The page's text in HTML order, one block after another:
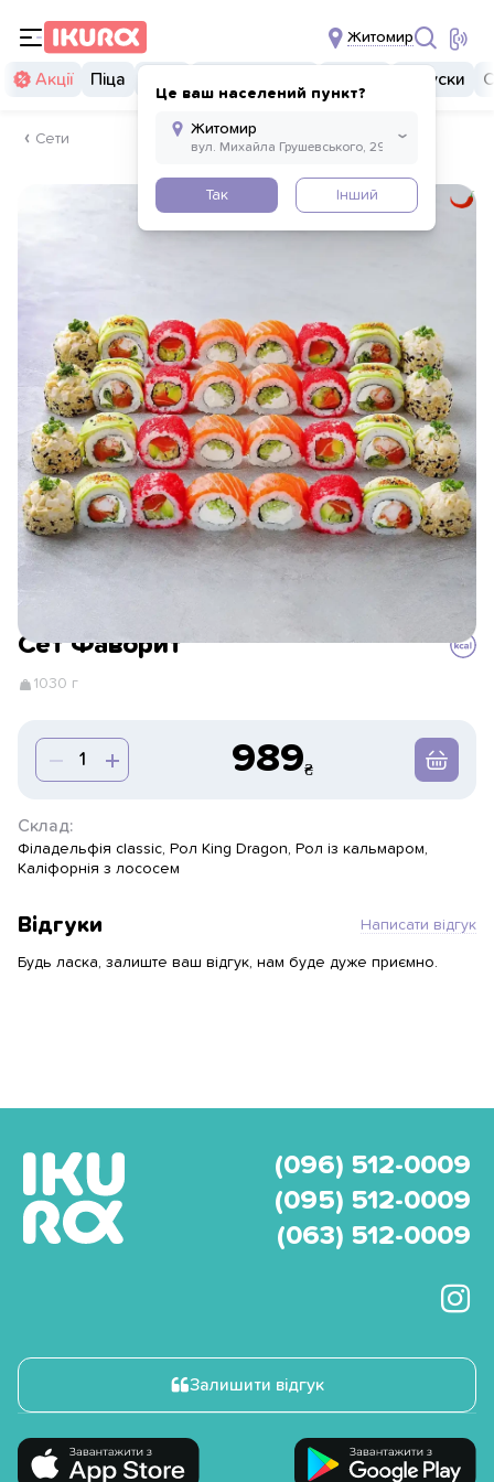
Житомир
Це ваш населений пункт?
Так Інший
Акції Піца Закуски
Сети
Сет Фаворит
1030 г
989
Склад:
Філадельфія classic, Рол King Dragon, Рол із кальмаром,
Каліфорнія з лососем
Відгуки Написати відгук
Будь ласка, залиште ваш відгук, нам буде дуже приємно.
(096) 512-0009
(095) 512-0009
(063) 512-0009
Залишити відгук